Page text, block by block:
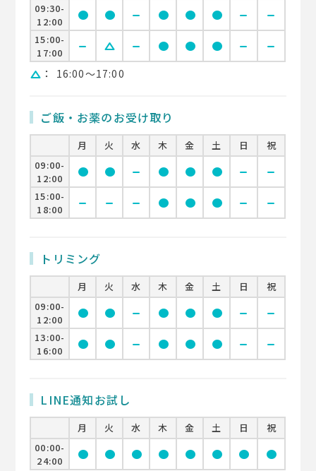
09:30-
12:00
circle circle remove circle circle circle remove remove
15:00-
17:00
remove change_history remove circle circle circle remove
remove
change_history ： 16:00〜17:00
ご飯・お薬のお受け取り
月 火 水 木 金 土 日
祝
09:00-
12:00
circle circle remove circle circle circle remove remove
15:00-
18:00
remove remove remove circle circle circle remove remove
トリミング
月 火 水 木 金 土 日
祝
09:00-
12:00
circle circle remove circle circle circle remove remove
13:00-
16:00
circle circle remove circle circle circle remove remove
LINE通知お試し
月 火 水 木 金 土 日
祝
00:00-
24:00
circle circle circle circle circle circle circle circle